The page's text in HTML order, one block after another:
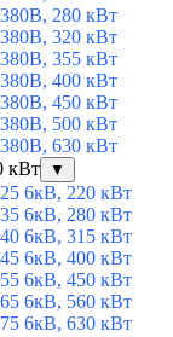
280 кВт
320 кВт
355 кВт
400 кВт
450 кВт
500 кВт
630 кВт
кВт
▼
6кВ, 220 кВт
6кВ, 280 кВт
6кВ, 315 кВт
6кВ, 400 кВт
6кВ, 450 кВт
6кВ, 560 кВт
6кВ, 630 кВт